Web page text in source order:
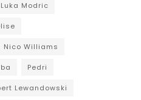
Luka Modric
Nico Williams
Pedri
Lewandowski